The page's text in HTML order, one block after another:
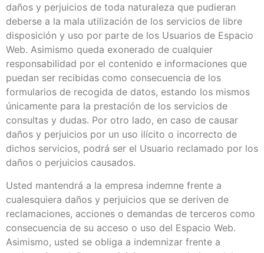
daños y perjuicios de toda naturaleza que pudieran
deberse a la mala utilización de los servicios de libre
disposición y uso por parte de los Usuarios de Espacio
Web. Asimismo queda exonerado de cualquier
responsabilidad por el contenido e informaciones que
puedan ser recibidas como consecuencia de los
formularios de recogida de datos, estando los mismos
únicamente para la prestación de los servicios de
consultas y dudas. Por otro lado, en caso de causar
daños y perjuicios por un uso ilícito o incorrecto de
dichos servicios, podrá ser el Usuario reclamado por los
daños o perjuicios causados.
Usted mantendrá a la empresa indemne frente a
cualesquiera daños y perjuicios que se deriven de
reclamaciones, acciones o demandas de terceros como
consecuencia de su acceso o uso del Espacio Web.
Asimismo, usted se obliga a indemnizar frente a